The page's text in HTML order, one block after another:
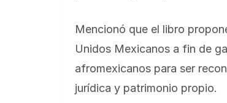
Mencionó que el libro
Unidos Mexicanos a fin de
afromexicanos para ser
jurídica y patrimonio propio.